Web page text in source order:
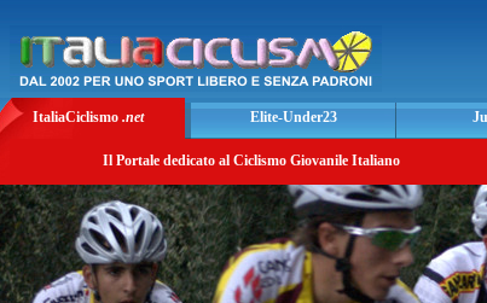
ItaliaCiclismo .net Elite-Under23
Il Portale dedicato al Ciclismo Giovanile Italiano